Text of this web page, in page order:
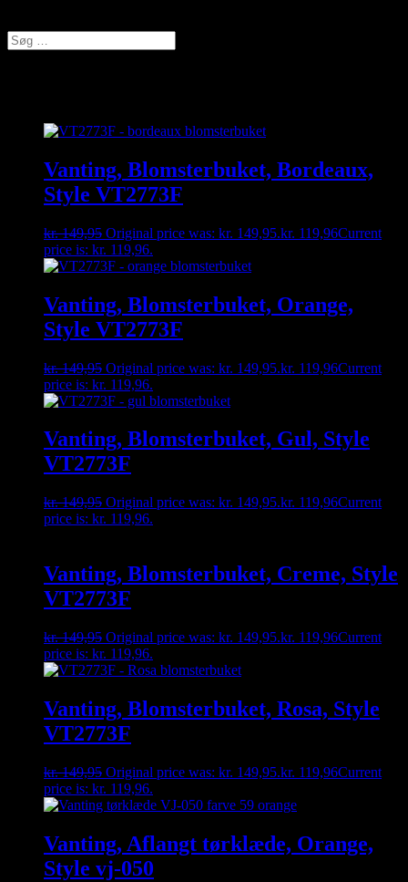
Vanting, Blomsterbuket, Bordeaux,
Style VT2773F
kr.149,95 Original price was: kr. 149,95.kr. 119,96Current
price is: kr. 119,96.
Vanting, Blomsterbuket, Orange,
Style VT2773F
kr.149,95 Original price was: kr. 149,95.kr. 119,96Current
price is: kr. 119,96.
Vanting, Blomsterbuket, Gul, Style
VT2773F
kr.149,95 Original price was: kr. 149,95.kr. 119,96Current
price is: kr. 119,96.
Vanting, Blomsterbuket, Creme, Style
VT2773F
kr.149,95 Original price was: kr. 149,95.kr. 119,96Current
price is: kr. 119,96.
Vanting, Blomsterbuket, Rosa, Style
VT2773F
kr.149,95 Original price was: kr. 149,95.kr. 119,96Current
price is: kr. 119,96.
Vanting, Aflangt tørklæde, Orange,
Style vj-050